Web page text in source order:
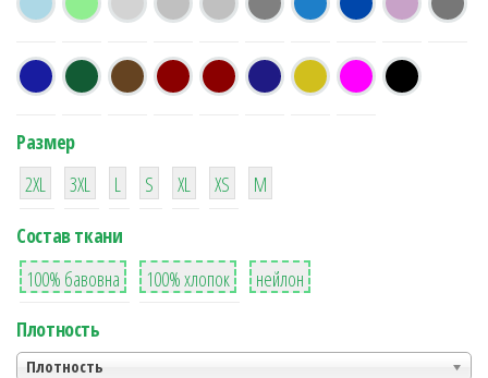
Размер
38
2XL
16
3XL
42
L
42
S
42
XL XS
М
Состав ткани
8
100% бавовна
36
100% хлопок
2
нейлон
Плотность
Плотность